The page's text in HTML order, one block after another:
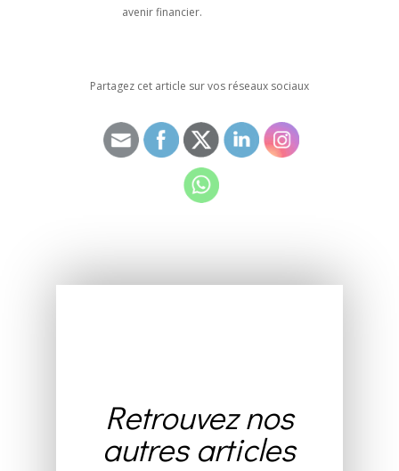
avenir financier.
Partagez cet article sur vos réseaux sociaux
Retrouvez nos
autres articles